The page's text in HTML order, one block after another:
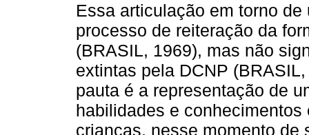
Essa articulação em torno
processo de reiteração da
(BRASIL, 1969), mas não
extintas pela DCNP
pauta é a representação de
habilidades e
crianças, nesse momento